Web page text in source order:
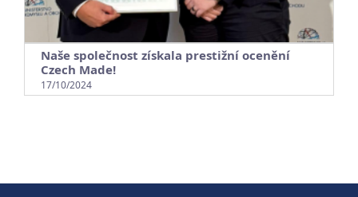
Naše společnost získala prestižní ocenění
Czech Made!
17/10/2024